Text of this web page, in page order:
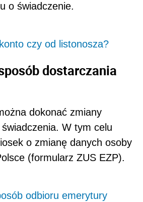
o świadczenie.
czy od listonosza?
dostarczania
dokonać zmiany
W tym celu
o zmianę danych osoby
(formularz ZUS EZP).
odbioru emerytury